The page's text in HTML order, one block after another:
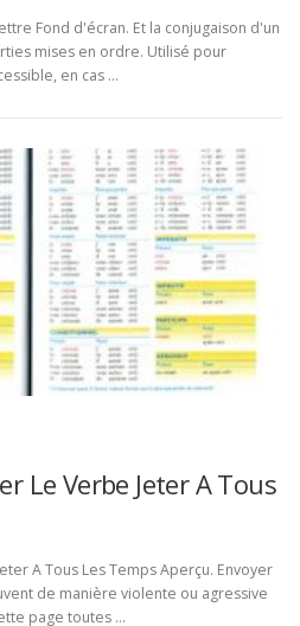
Fond d'écran. Et la conjugaison d'un
mises en ordre. Utilisé pour
en cas …
Le Verbe Jeter A Tous
A Tous Les Temps Aperçu. Envoyer
de manière violente ou agressive
page toutes …